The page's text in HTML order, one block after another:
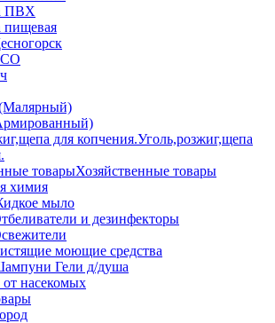
ПВХ
пищевая
Уголь,розжиг,щепа
Хозяйственные товары
химия
мыло
и дезинфекторы
моющие средства
Гели д/душа
насекомых